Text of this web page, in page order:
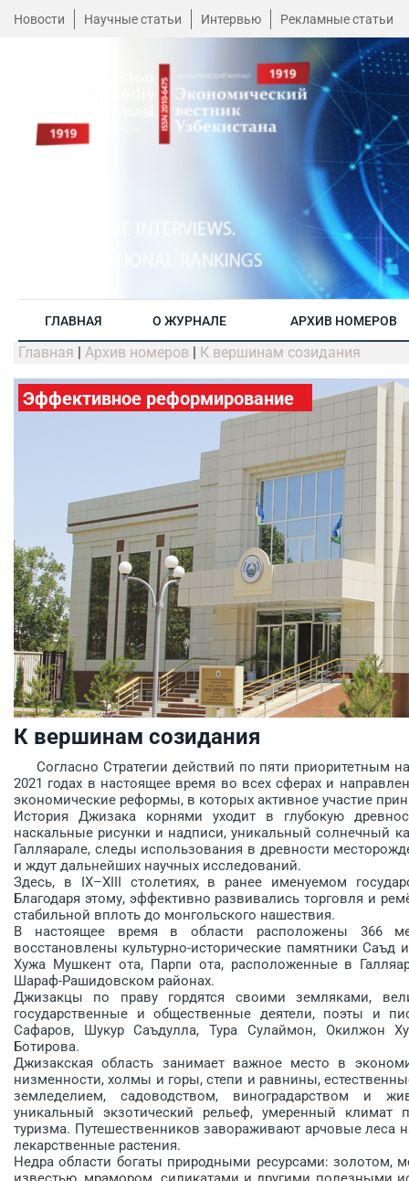
Новости Научные статьи Интервью Рекламные статьи
ГЛАВНАЯ О ЖУРНАЛЕ АРХИВ НОМЕРОВ
Главная | Архив номеров | К вершинам созидания
Эффективное реформирование
К вершинам созидания
Согласно Стратегии действий по пяти приоритетным
2021 годах в настоящее время во всех сферах и
экономические реформы, в которых активное участие
История Джизака корнями уходит в глубокую
наскальные рисунки и надписи, уникальный солнечный
Галляарале, следы использования в древности
и ждут дальнейших научных исследований.
Здесь, в IX–XIII столетиях, в ранее именуемом
Благодаря этому, эффективно развивались торговля и
стабильной вплоть до монгольского нашествия.
В настоящее время в области расположены 366
восстановлены культурно-исторические памятники
Хужа Мушкент ота, Парпи ота, расположенные в
Шараф-Рашидовском районах.
Джизакцы по праву гордятся своими земляками,
государственные и общественные деятели, поэты и
Сафаров, Шукур Саъдулла, Тура Сулаймон, Окилжон
Ботирова.
Джизакская область занимает важное место в
низменности, холмы и горы, степи и равнины,
земледелием, садоводством, виноградарством и
уникальный экзотический рельеф, умеренный климат
туризма. Путешественников завораживают арчовые леса
лекарственные растения.
Недра области богаты природными ресурсами: